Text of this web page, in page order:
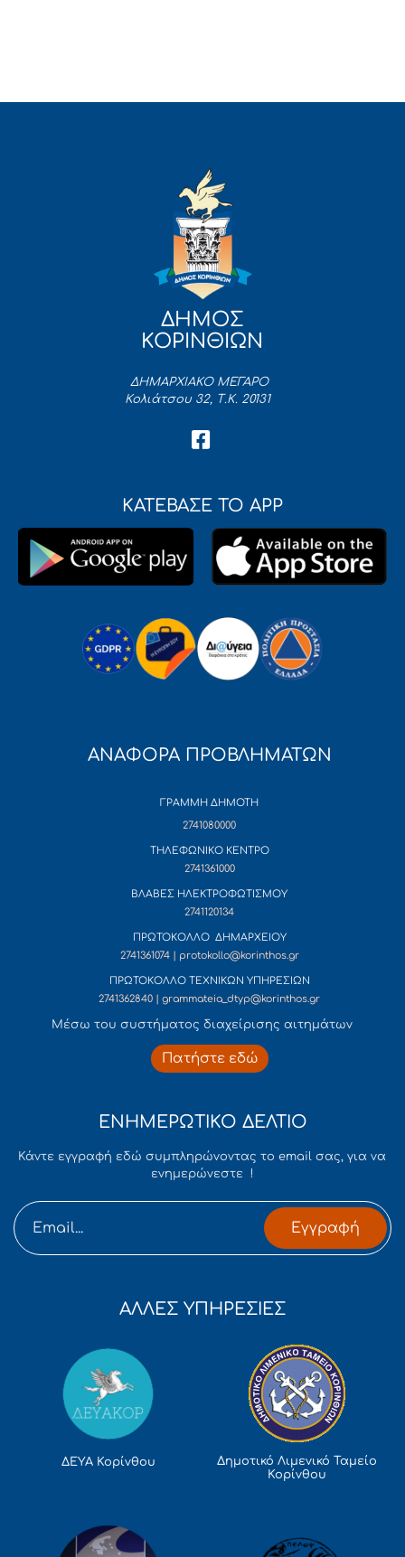
ΔΗΜΟΣ
ΚΟΡΙΝΘΙΩΝ
ΔΗΜΑΡΧΙΑΚΟ ΜΕΓΑΡΟ
Κολιάτσου 32, Τ.Κ. 20131
ΚΑΤΕΒΑΣΕ ΤΟ APP
ΑΝΑΦΟΡΑ ΠΡΟΒΛΗΜΑΤΩΝ
ΓΡΑΜΜΗ ΔΗΜΟΤΗ
2741080000
ΤΗΛΕΦΩΝΙΚΟ ΚΕΝΤΡΟ
2741361000
ΒΛΑΒΕΣ ΗΛΕΚΤΡΟΦΩΤΙΣΜΟΥ
2741120134
ΠΡΩΤΟΚΟΛΛΟ ΔΗΜΑΡΧΕΙΟΥ
2741361074 | protokollo@korinthos.gr
ΠΡΩΤΟΚΟΛΛΟ ΤΕΧΝΙΚΩΝ ΥΠΗΡΕΣΙΩΝ
2741362840 | grammateia_dtyp@korinthos.gr
Mέσω του συστήματος διαχείρισης αιτημάτων
Πατήστε εδώ
ΕΝΗΜΕΡΩΤΙΚΟ ΔΕΛΤΙΟ
Κάντε εγγραφή εδώ συμπληρώνοντας το email σας, για να
ενημερώνεστε !
Εγγραφή
ΑΛΛΕΣ ΥΠΗΡΕΣΙΕΣ
ΔΕΥΑ Κορίνθου
Δημοτικό Λιμενικό Ταμείο
Κορίνθου